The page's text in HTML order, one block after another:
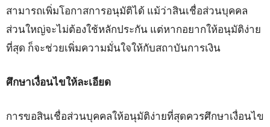
สามารถเพิ่มโอกาสการอนุมัติได้ แม้ว่าสินเชื่อส่วนบุคคล
ส่วนใหญ่จะไม่ต้องใช้หลักประกัน แต่หากอยากให้อนุมัติง่าย
ที่สุด ก็จะช่วยเพิ่มความมั่นใจให้กับสถาบันการเงิน
ศึกษาเงื่อนไขให้ละเอียด
การขอสินเชื่อส่วนบุคคลให้อนุมัติง่ายที่สุดควรศึกษาเงื่อนไข